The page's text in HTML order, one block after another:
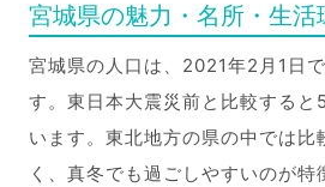
宮城県の魅力・名所・生活
宮城県の人口は、2021年2月1日
す。東日本大震災前と比較すると
います。東北地方の県の中では比
く、真冬でも過ごしやすいのが特